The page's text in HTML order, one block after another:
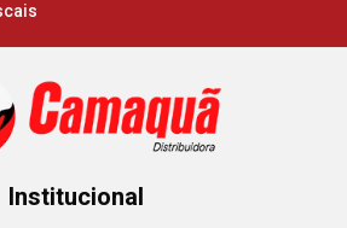
Institucional